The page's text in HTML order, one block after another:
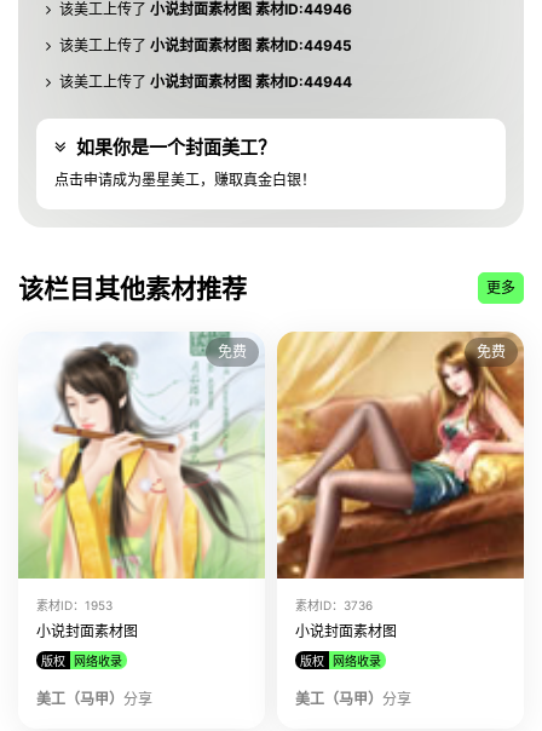
该美工上传了 小说封面素材图 素材ID:44945
该美工上传了 小说封面素材图 素材ID:44944
该美工上传了 小说封面素材图 素材ID:44943
该美工上传了小说封面素材图 素材ID:44942
该美工上传了小说封面素材图 素材ID:44941
该美工上传了小说封面素材图 素材ID:44940
该美工上传了小说封面素材图 素材ID:10813
该美工上传了小说封面素材图 素材ID:10810
小说封面素材图 素材ID:10808
该美工上传了
小说封面素材图 素材ID:10806
该美工上传了小说封面素材图 素材ID:10803
该美工上传了小说封面素材图 素材ID:10802
该美工上传了小说封面素材图 素材ID:10797
该美工上传了
小说封面素材图 素材ID:10795
该美工上传了小说封面素材图 素材ID:10792
该美工上传了
小说封面素材图 素材ID:9030
如果你是一个封面美工？
点击申请成为墨星美工，赚取真金白银！
该栏目其他素材推荐 更多
免费
素材ID：1953
小说封面素材图
版权 网络收录
美工（马甲） 分享
免费
素材ID：3736
小说封面素材图
版权 网络收录
美工（马甲） 分享